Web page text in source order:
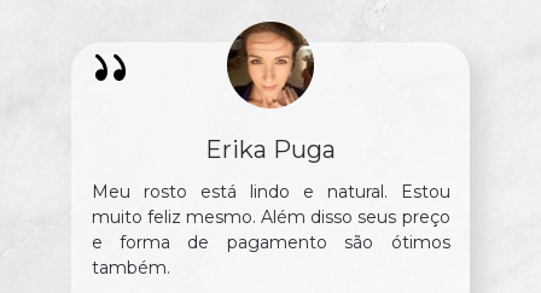
Erika Puga
Meu rosto está lindo e natural. Estou
muito feliz mesmo. Além disso seus preço
e forma de pagamento são ótimos
também.